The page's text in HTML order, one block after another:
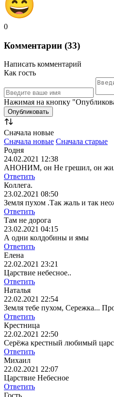
0
Комментарии (33)
Написать комментарий
Как гость
Нажимая на кнопку
Сначала новые
Сначала новые Сначала старые
Родня
24.02.2021 12:38
АНОНИМ, он Не грешил, он жил
Ответить
Коллега.
23.02.2021 08:50
Земля пухом .Так жаль и так
Ответить
Там не дорога
23.02.2021 04:15
А одни колдобины и ямы
Ответить
Елена
22.02.2021 23:21
Царствие небесное..
Ответить
Наталья
22.02.2021 22:54
Земля тебе пухом, Сережка...
Ответить
Крестница
22.02.2021 22:50
Серёжа крестный любимый
Ответить
Михаил
22.02.2021 22:07
Царствие Небесное
Ответить